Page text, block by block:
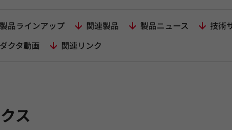
製品ラインアップ 関連製品 製品ニュース 技術
クタ動画 関連リンク
ス